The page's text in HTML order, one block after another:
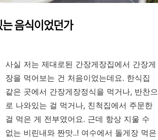
음식이었던가
사실 저는 제대로된 간장게장집에서 간장게
장을 먹어보는 건 처음이었는데요. 한식집
같은 곳에서 간장게장정식을 먹거나, 반찬으
로 나와있는 걸 먹거나, 친척집에서 주문한
걸 먹은 게 전부였어요. 근데 항상 지울 수
없는 비린내와 짠맛..! 여수에서 돌게장 먹은